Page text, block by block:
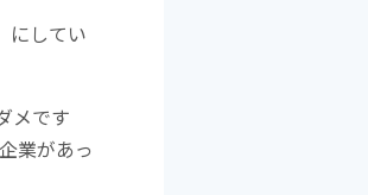
にしてい
メです
業があっ